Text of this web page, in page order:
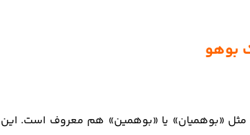
«بوهمیان» یا «بوهمین» هم معروف است. این